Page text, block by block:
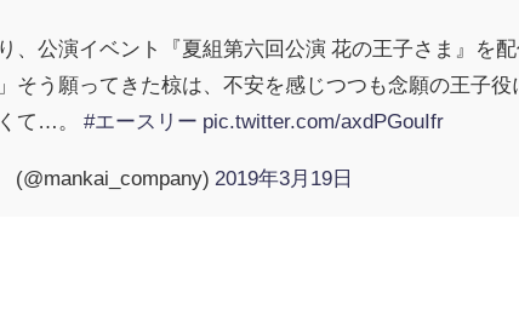
、公演イベント『夏組第六回公演 花の王子さま』を
そう願ってきた椋は、不安を感じつつも念願の王子
くて…。#エースリー pic.twitter.com/axdPGouIfr
(@mankai_company) 2019年3月19日